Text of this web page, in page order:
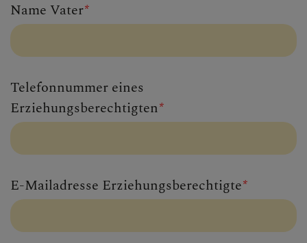
Name Vater*
Telefonnummer eines
Erziehungsberechtigten*
E-Mailadresse Erziehungsberechtigte*